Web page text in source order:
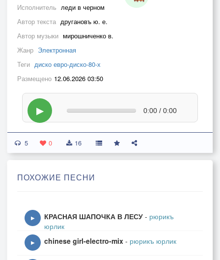
Исполнитель леди в черном
Автор текста другановъ ю. е.
Автор музыки мирошниченко в.
Жанр Электронная
Теги диско евро-диско-80-х
Размещено 12.06.2026 03:50
▶ 0:00 / 0:00
5 0 16
ПОХОЖИЕ ПЕСНИ
▶ КРАСНАЯ ШАПОЧКА В ЛЕСУ - рюрикъ
юрлик
▶ chinese girl-electro-mix - рюрикъ юрлик